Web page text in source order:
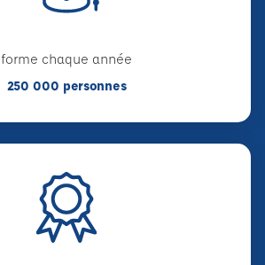
forme chaque année
250 000 personnes